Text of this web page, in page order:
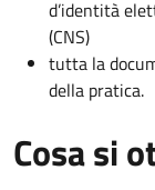
d’identità
(CNS)
tutta la
della pratica.
Cosa si